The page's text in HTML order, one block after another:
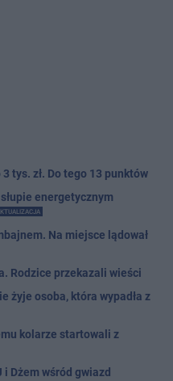
tys. zł. Do tego 13 punktów
energetycznym
Na miejsce lądował
Rodzice przekazali wieści
żyje osoba, która wypadła z
kolarze startowali z
i Dżem wśród gwiazd